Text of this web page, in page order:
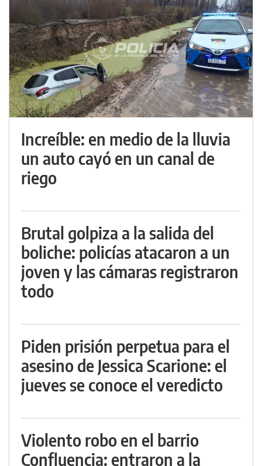
Increíble: en medio de la lluvia
un auto cayó en un canal de
riego
Brutal golpiza a la salida del
boliche: policías atacaron a un
joven y las cámaras registraron
todo
Piden prisión perpetua para el
asesino de Jessica Scarione: el
jueves se conoce el veredicto
Violento robo en el barrio
Confluencia: entraron a la